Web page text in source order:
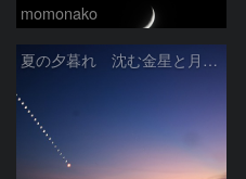
momonako
夏の夕暮れ 沈む金星と月 2026/7/20